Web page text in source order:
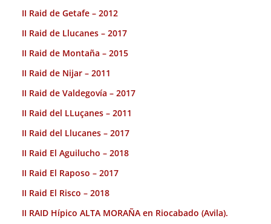
II Raid de Getafe – 2012
II Raid de Llucanes – 2017
II Raid de Montaña – 2015
II Raid de Nijar – 2011
II Raid de Valdegovía – 2017
II Raid del LLuçanes – 2011
II Raid del Llucanes – 2017
II Raid El Aguilucho – 2018
II Raid El Raposo – 2017
II Raid El Risco – 2018
II RAID Hípico ALTA MORAÑA en Riocabado (Avila).